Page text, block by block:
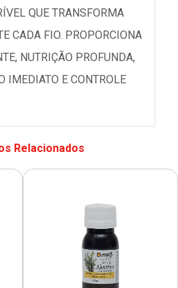
QUE TRANSFORMA
CADA FIO. PROPORCIONA
NUTRIÇÃO PROFUNDA,
IMEDIATO E CONTROLE
Relacionados